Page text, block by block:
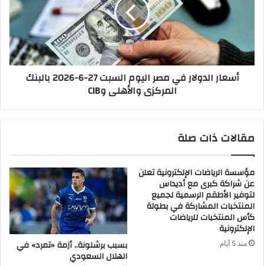
6-
2026
بالبنك
أسعار الدولار في مصر اليوم السبت 27-6-2026 بالبنك
المركزى والأهلى وCIB
مقالات ذات صلة
مؤسسة الرياضات الإلكترونية تعلن
عن شراكة كبرى مع أديداس
لتوفير الأطقم الرسمية لجميع
المنتخبات المشاركة في بطولة
كأس المنتخبات للرياضات
الإلكترونية
منذ 5 أيام بسبب برشلونة.. أزمة «تمرد» في
الهلال السعودي